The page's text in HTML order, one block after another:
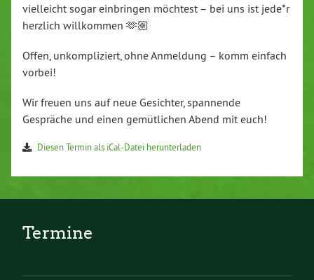
vielleicht sogar einbringen möchtest – bei uns ist jede*r
herzlich willkommen 🫶🏼
Offen, unkompliziert, ohne Anmeldung – komm einfach
vorbei!
Wir freuen uns auf neue Gesichter, spannende
Gespräche und einen gemütlichen Abend mit euch!
Diesen Termin als iCal-Datei herunterladen
Termine